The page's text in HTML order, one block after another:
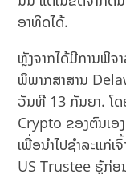
ອາທິດໄດ້.
ຫຼັງຈາກໄດ້ມີການພິຈ
ພິພາກສາສານ
ວັນທີ 13 ກັນຍາ. ໂດ
Crypto ຂອງຕົນເອ
ເພື່ອນຳໄປຊຳລະແກ່
US Trustee​ ຮູ້ກ່ອ